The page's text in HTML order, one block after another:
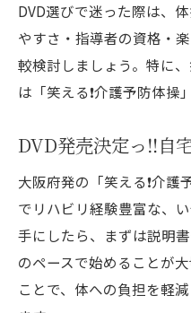
DVD選びで迷った際は、
やすさ・指導者の資格・
較検討しましょう。特に
は「笑える❗️介護予防体操
DVD発売決定っ‼️自
大阪府発の「笑える❗️介
でリハビリ経験豊富な、
手にしたら、まずは説明
のペースで始めることが
ことで、体への負担を軽